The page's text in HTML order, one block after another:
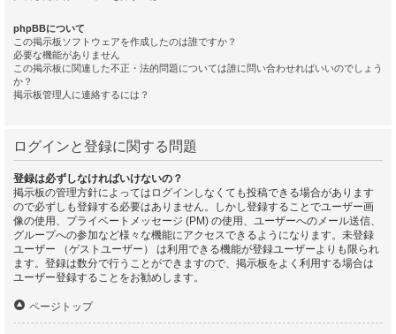
phpBBについて
この掲示板ソフトウェアを作成したのは誰ですか？
必要な機能がありません
この掲示板に関連した不正・法的問題については誰に問い合わせればいいのでしょう
か？
掲示板管理人に連絡するには？
ログインと登録に関する問題
登録は必ずしなければいけないの？
掲示板の管理方針によってはログインしなくても投稿できる場合があります
ので必ずしも登録する必要はありません。しかし登録することでユーザー画
像の使用、プライベートメッセージ (PM) の使用、ユーザーへのメール送信、
グループへの参加など様々な機能にアクセスできるようになります。未登録
ユーザー （ゲストユーザー） は利用できる機能が登録ユーザーよりも限られ
ます。登録は数分で行うことができますので、掲示板をよく利用する場合は
ユーザー登録することをお勧めします。
ページトップ